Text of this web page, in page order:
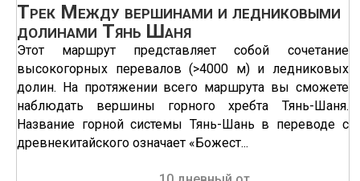
Трек Между вершинами и ледниковыми
долинами Тянь Шаня
Этот маршрут представляет собой сочетание
высокогорных перевалов (>4000 м) и ледниковых
долин. На протяжении всего маршрута вы сможете
наблюдать вершины горного хребта Тянь-Шаня.
Название горной системы Тянь-Шань в переводе с
древнекитайского означает «Божест...